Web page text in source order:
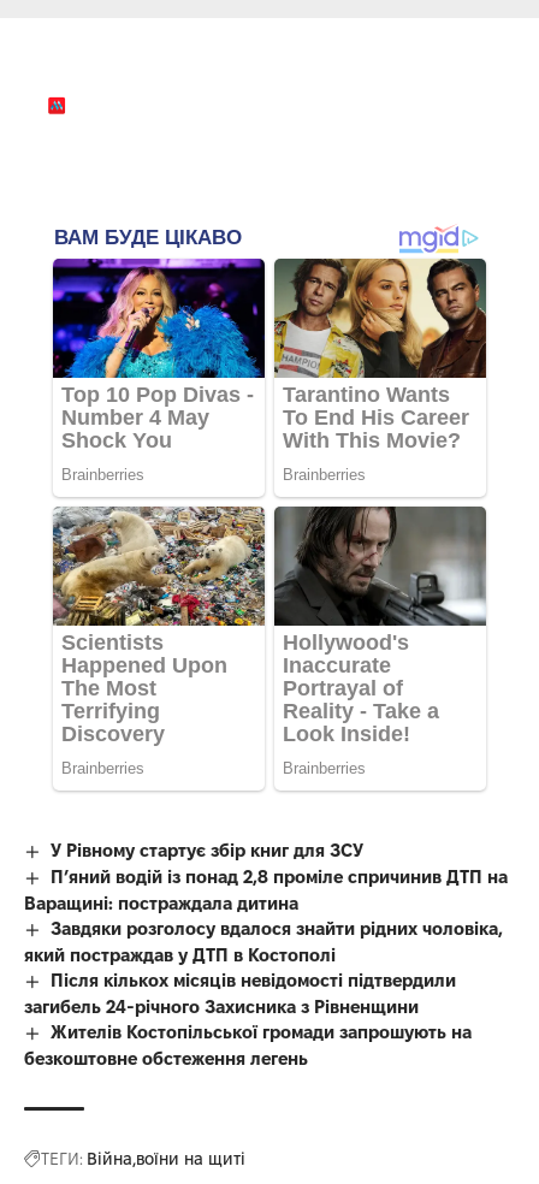
У Рівному стартує збір книг для ЗСУ
П’яний водій із понад 2,8 проміле спричинив ДТП на
Варащині: постраждала дитина
Завдяки розголосу вдалося знайти рідних чоловіка,
який постраждав у ДТП в Костополі
Після кількох місяців невідомості підтвердили
загибель 24-річного Захисника з Рівненщини
Жителів Костопільської громади запрошують на
безкоштовне обстеження легень
ТЕГИ: Війна воїни на щиті